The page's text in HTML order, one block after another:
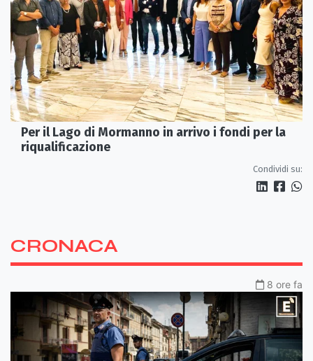
Per il Lago di Mormanno in arrivo i fondi per la
riqualificazione
Condividi su:
CRONACA
8 ore fa